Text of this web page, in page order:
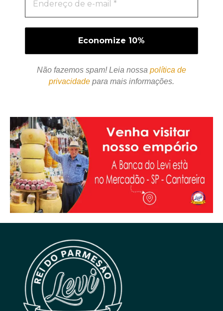
Não fazemos spam! Leia nossa política de
privacidade para mais informações.